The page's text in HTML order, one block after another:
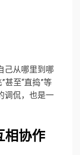
己从哪里到哪
甚至“直捣”等
调侃，也是一
相协作